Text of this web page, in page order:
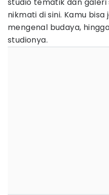
nikmati di sini. Kamu
mengenal budaya,
studionya.